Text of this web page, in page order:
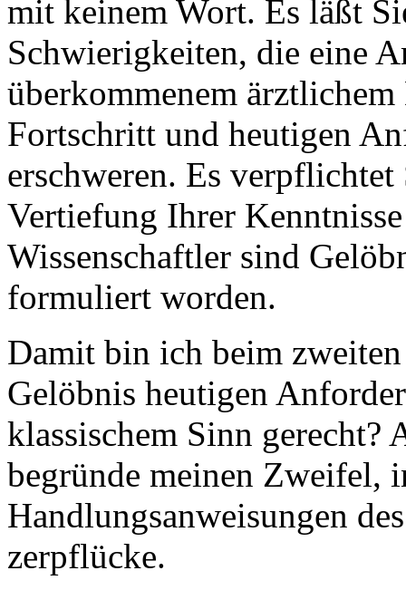
mit keinem Wort. Es läßt
Schwierigkeiten, die eine
überkommenem
Fortschritt und heutigen
erschweren. Es
Vertiefung Ihrer
Wissenschaftler sind
formuliert worden.
Damit bin ich beim
Gelöbnis heutigen
klassischem Sinn gerecht?
begründe meinen Zweifel,
Handlungsanweisungen
zerpflücke.